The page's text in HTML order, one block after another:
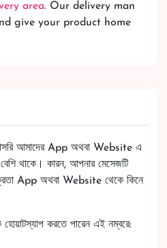
area. Our delivery man
give your product home
আমাদের App অথবা Website এ
থাকে। কারন, আপনার মেসেজটি
App অথবা Website থেকে কিনে
করতে পারেন এই নম্বরে: